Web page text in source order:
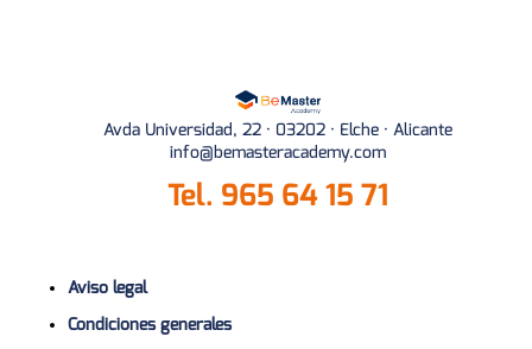
Avda Universidad, 22 · 03202 · Elche · Alicante
info@bemasteracademy.com
Tel. 965 64 15 71
Aviso legal
Condiciones generales